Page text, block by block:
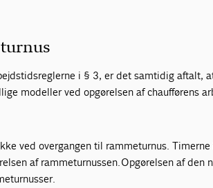
i § 3, er det samtidig aftalt,
modeller ved opgørelsen af chaufførens
ved overgangen til rammeturnus. Timerne
af rammeturnussen. Opgørelsen af den